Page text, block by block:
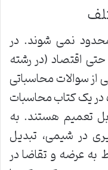
نمی شوند. در
اقتصاد (در رشته
سوالات محاسباتی
در یک کتاب محاسبات
تعمیم هستند. به
در شیمی، تبدیل
به عرضه و تقاضا در